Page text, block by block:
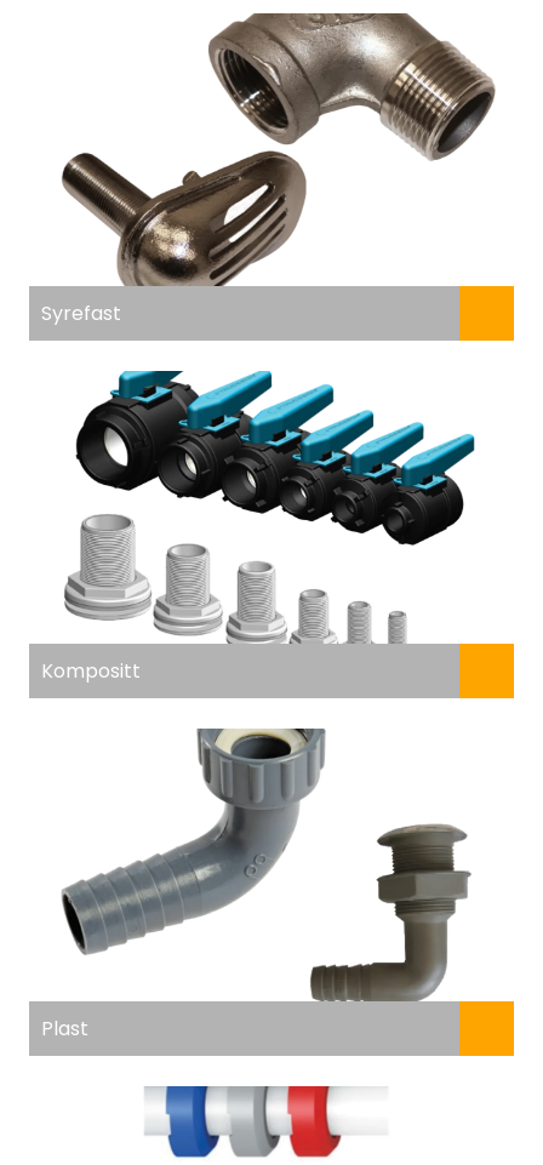
Syrefast
Kompositt
Plast
Båtpleie/Opplag
Seil
Outlet
Kampanje